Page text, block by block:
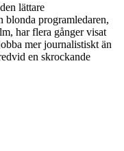
lättare
programledaren,
har flera gånger visat
mer journalistiskt än
en skrockande